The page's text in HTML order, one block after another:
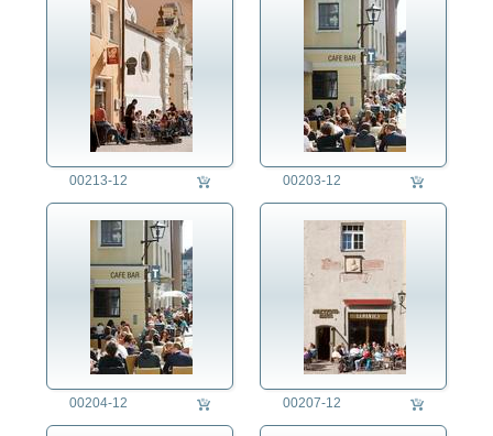
00213-12 00203-12
00204-12 00207-12